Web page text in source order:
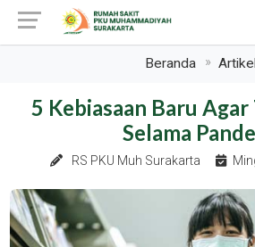
Beranda Artikel
5 Kebiasaan Baru
Selama
RS PKU Muh Surakarta